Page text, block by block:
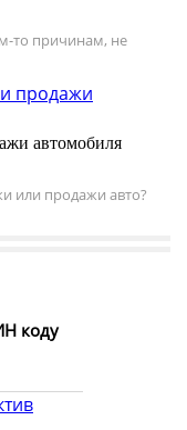
то причинам, не
автомобиля
или продажи авто?
коду